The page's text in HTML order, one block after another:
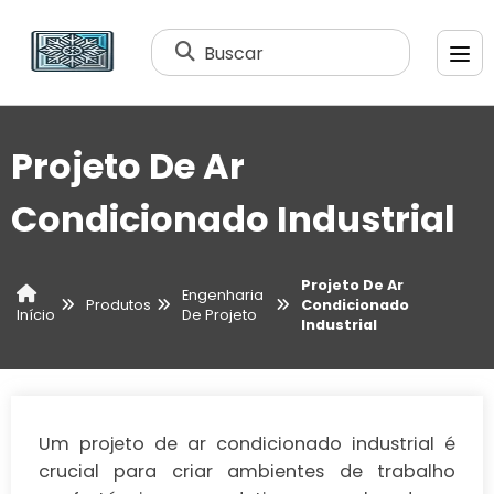
Buscar
Projeto De Ar
Condicionado Industrial
Início
Produtos
Engenharia
De Projeto
Projeto De Ar
Condicionado
Industrial
Um projeto de ar condicionado industrial é
crucial para criar ambientes de trabalho